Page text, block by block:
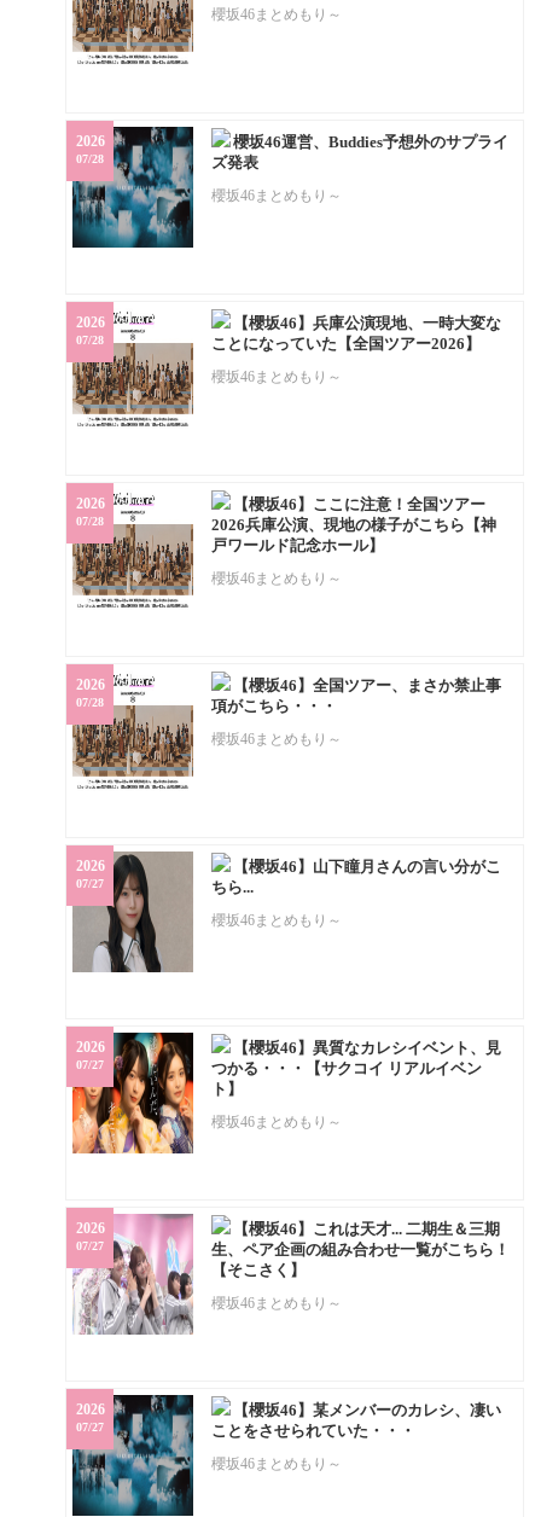
櫻坂46まとめもり～
櫻坂46運営、Buddies予想外のサプライ
ズ発表
櫻坂46まとめもり～
2026
07/28
【櫻坂46】兵庫公演現地、一時大変な
ことになっていた【全国ツアー2026】
櫻坂46まとめもり～
2026
07/28
【櫻坂46】ここに注意！全国ツアー
2026兵庫公演、現地の様子がこちら【神
戸ワールド記念ホール】
櫻坂46まとめもり～
2026
07/28
【櫻坂46】全国ツアー、まさか禁止事
項がこちら・・・
櫻坂46まとめもり～
2026
07/28
【櫻坂46】山下瞳月さんの言い分がこ
ちら...
櫻坂46まとめもり～
2026
07/27
【櫻坂46】異質なカレシイベント、見
つかる・・・【サクコイ リアルイベン
ト】
櫻坂46まとめもり～
2026
07/27
【櫻坂46】これは天才... 二期生＆三期
生、ペア企画の組み合わせ一覧がこちら！
【そこさく】
櫻坂46まとめもり～
2026
07/27
【櫻坂46】某メンバーのカレシ、凄い
ことをさせられていた・・・
櫻坂46まとめもり～
2026
07/27